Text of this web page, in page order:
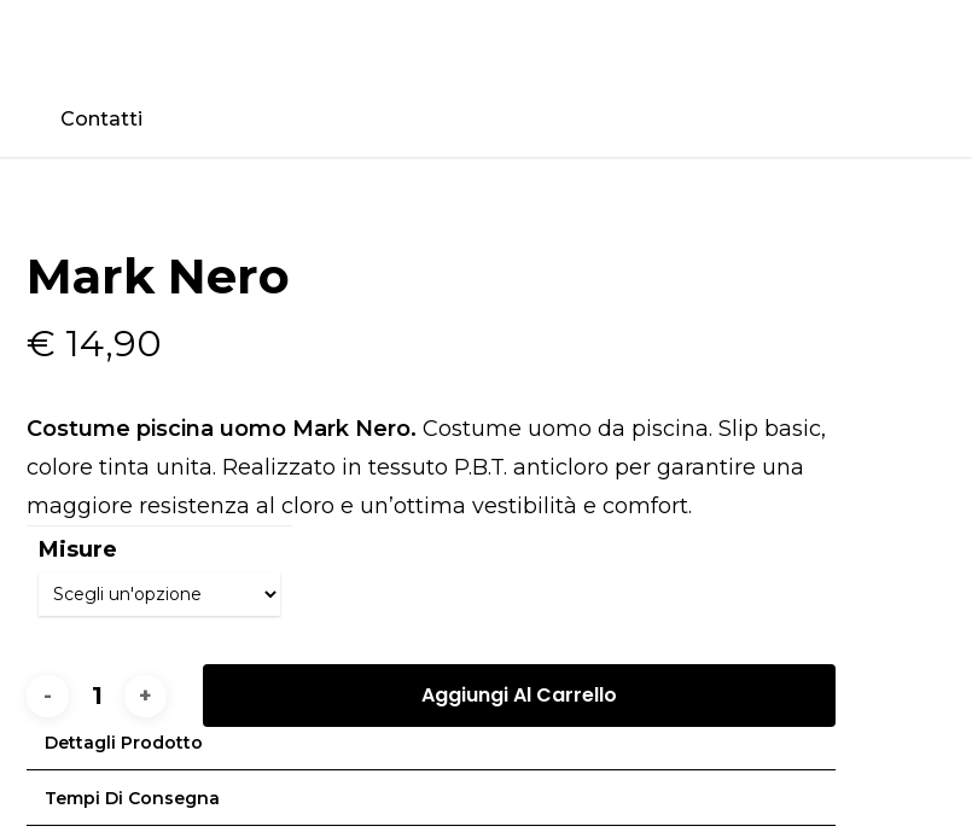
Contatti
Mark Nero
€ 14,90
Costume piscina uomo Mark Nero. Costume uomo da piscina. Slip basic,
colore tinta unita. Realizzato in tessuto P.B.T. anticloro per garantire una
maggiore resistenza al cloro e un’ottima vestibilità e comfort.
Misure
Aggiungi Al Carrello
Dettagli Prodotto
Tempi Di Consegna